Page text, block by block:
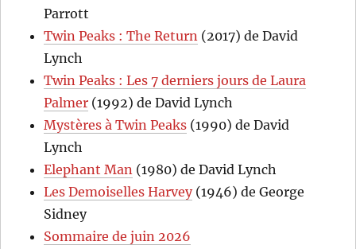
Parrott
Twin Peaks : The Return (2017) de David
Lynch
Twin Peaks : Les 7 derniers jours de Laura
Palmer (1992) de David Lynch
Mystères à Twin Peaks (1990) de David
Lynch
Elephant Man (1980) de David Lynch
Les Demoiselles Harvey(1946) de George
Sidney
Sommaire de juin 2026